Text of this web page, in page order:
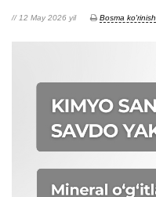
// 12 May 2026 yil Bosma ko'rinish